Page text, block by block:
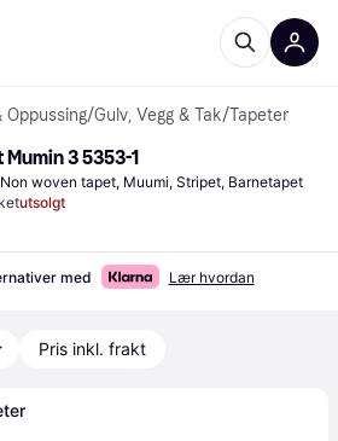
Oppussing/Gulv, Vegg & Tak/Tapeter
3 5353-1
woven tapet, Muumi, Stripet, Barnetapet
utsolgt
med Lær hvordan
Pris inkl. frakt